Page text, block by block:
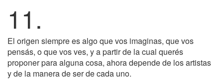
11.
El origen siempre es algo que vos imaginas, que vos
pensás, o que vos ves, y a partir de la cual querés
proponer para alguna cosa, ahora depende de los artistas
y de la manera de ser de cada uno.